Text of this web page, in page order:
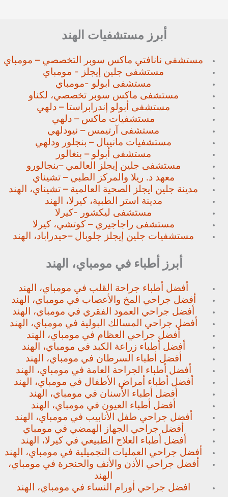
أبرز مستشفيات الهند
مستشفى نانافتي ماكس سوبر التخصصي – مومباي
مستشفى جلين إيجلز - مومباي
مستشفى ابولو -مومباي
مستشفى ماكس سوبر تخصصي، لكناو
مستشفى أبولو إندرابراستا – دلهي
مستشفيات ماكس – دلهي
مستشفى آرتيمس – نيودلهي
مستشفيات مانيبال – بنجلور ودلهي
مستشفى أبولو – بنغالور
مستشفى جلين إيجلز العالمي –بنجالورو
معهد د. ريلا والمركز الطبي – تشيناي
مدينة جلين ايجلز الصحية العالمية – تشيناي، الهند
مدينة استر الطبية، كيرلا، الهند
مستشفى ليكشور -كيرلا
مستشفى راجاجيري – كوتشي، كيرلا
مستشفيات جلين إيجلز جلوبال –حيدراباد، الهند
أبرز أطباء في مومباي، الهند
أفضل أطباء جراحة القلب في مومباي، الهند
أفضل جراحي المخ والأعصاب في مومباي، الهند
أفضل جراحي العمود الفقري في مومباي، الهند
أفضل جراحي المسالك البولية في مومباي، الهند
أفضل جراحي العظام في مومباي، الهند
أفضل أطباء زراعة الكبد في مومباي، الهند
أفضل أطباء السرطان في مومباي، الهند
أفضل أطباء الجراحة العامة في مومباي، الهند
أفضل أطباء أمراض الأطفال في مومباي، الهند
أفضل أطباء الأسنان في مومباي، الهند
أفضل أطباء العيون في مومباي، الهند
أفضل جراحي طفل الأنابيب في مومباي، الهند
أفضل جراحي الجهاز الهمضي في مومباي
أفضل أطباء العلاج الطبيعي في كيرلا، الهند
أفضل جراحي العمليات التجميلية في مومباي، الهند
أفضل جراحي الأذن والأنف والحنجرة في مومباي،
الهند
افضل جراحي أورام النساء في مومباي، الهند